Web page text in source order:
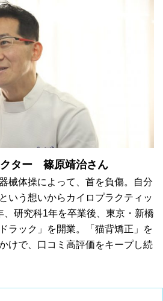
ター 篠原靖治さん
械体操によって、首を負傷。自分
いう想いからカイロプラクティッ
、研究科1年を卒業後、東京・新橋
ラック」を開業。「猫背矯正」を
けで、口コミ高評価をキープし続